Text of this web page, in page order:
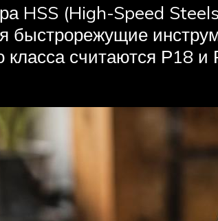
HSS (High-Speed
быстрорежущие
класса считаются Р18